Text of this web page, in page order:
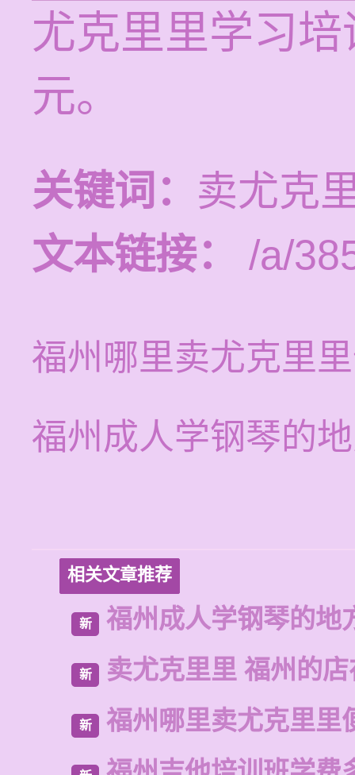
尤克里里学习
元。
关键词： 卖尤克
文本链接：
/a/
福州哪里卖尤克里
福州成人学钢琴的
相关文章推荐
新 福州成人学钢琴的地
新 卖尤克里里 福州的
新 福州哪里卖尤克里里